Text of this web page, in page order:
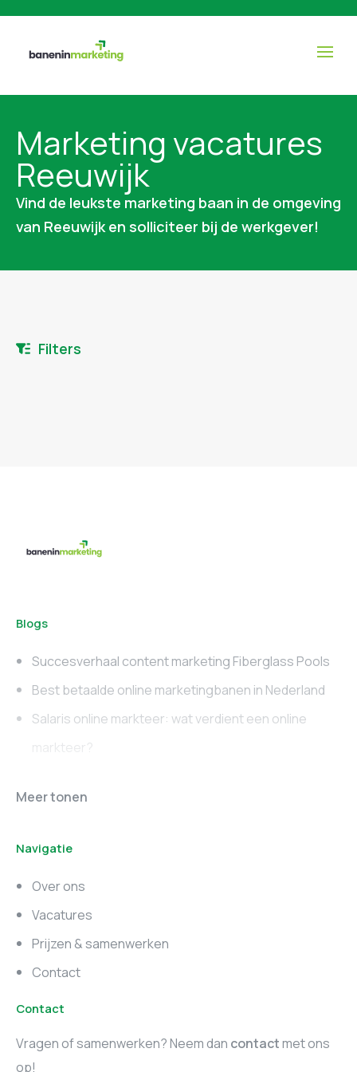
Marketing vacatures
Reeuwijk
Vind de leukste marketing baan in de omgeving
van Reeuwijk en solliciteer bij de werkgever!
Filters
Blogs
Succesverhaal content marketing Fiberglass Pools
Best betaalde online marketingbanen in Nederland
Salaris online markteer: wat verdient een online
markteer?
Online marketing
Marketing vacatures
Zuid-Holland
Marketing vacatures
Utrecht
Meer tonen
Navigatie
Over ons
Vacatures
Prijzen & samenwerken
Contact
Contact
Vragen of samenwerken? Neem dan contactmet ons
op!